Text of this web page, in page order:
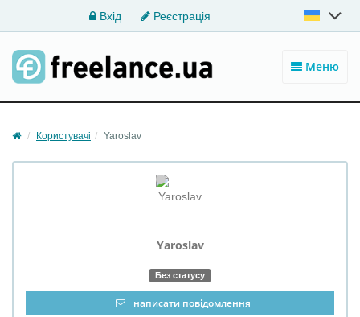
Вхід Реєстрація
Меню
Користувачі Yaroslav
Yaroslav
Без статусу
написати повідомлення